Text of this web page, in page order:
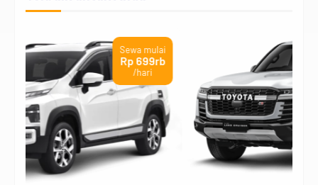
Namun di sisi lain, transportasi umum sering kali tidak
Sewa mulai
Rp 12,6jt
/hari